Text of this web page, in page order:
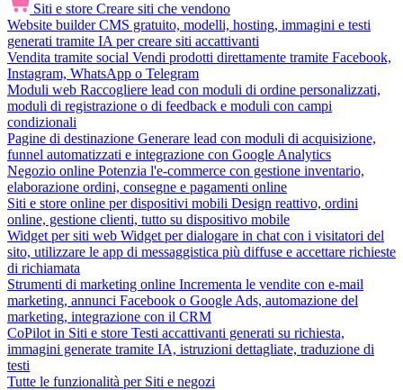
Siti e store Creare siti che vendono
Website builder CMS gratuito, modelli, hosting, immagini e testi
generati tramite IA per creare siti accattivanti
Vendita tramite social Vendi prodotti direttamente tramite Facebook,
Instagram, WhatsApp o Telegram
Moduli web Raccogliere lead con moduli di ordine personalizzati,
moduli di registrazione o di feedback e moduli con campi
condizionali
Pagine di destinazione Generare lead con moduli di acquisizione,
funnel automatizzati e integrazione con Google Analytics
Negozio online Potenzia l'e-commerce con gestione inventario,
elaborazione ordini, consegne e pagamenti online
Siti e store online per dispositivi mobili Design reattivo, ordini
online, gestione clienti, tutto su dispositivo mobile
Widget per siti web Widget per dialogare in chat con i visitatori del
sito, utilizzare le app di messaggistica più diffuse e accettare richieste
di richiamata
Strumenti di marketing online Incrementa le vendite con e-mail
marketing, annunci Facebook o Google Ads, automazione del
marketing, integrazione con il CRM
CoPilot in Siti e store Testi accattivanti generati su richiesta,
immagini generate tramite IA, istruzioni dettagliate, traduzione di
testi
Tutte le funzionalità per Siti e negozi